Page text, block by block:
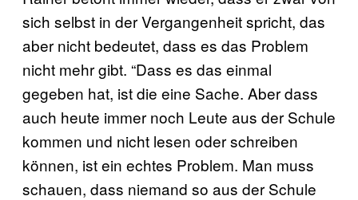
sich selbst in der Vergangenheit spricht, das
aber nicht bedeutet, dass es das Problem
nicht mehr gibt. “Dass es das einmal
gegeben hat, ist die eine Sache. Aber dass
auch heute immer noch Leute aus der Schule
kommen und nicht lesen oder schreiben
können, ist ein echtes Problem. Man muss
schauen, dass niemand so aus der Schule